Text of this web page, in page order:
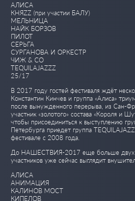
АЛИСА
КНЯZZ (при участии БАЛУ)
МЕЛЬНИЦА
НАЙК БОРЗОВ
ПИЛОТ
СЕРЬГА
СУРГАНОВА И ОРКЕСТР
ЧИЖ & CO
TEQUILAJAZZZ
25/17
В 2017 году гостей фестиваля ждёт
Константин Кинчев и группа «Алиса»
после вынужденного перерыва, из Сан-
участник «золотого» состава «Короля и
чтобы присоединиться к выступлению
Петербурга приедет группа
фестивале с 2008 года.
До НАШЕСТВИЯ-2017 еще больше двух
участников уже сейчас выглядит
АЛИСА
АНИМАЦИЯ
КАЛИНОВ МОСТ
КИПЕЛОВ